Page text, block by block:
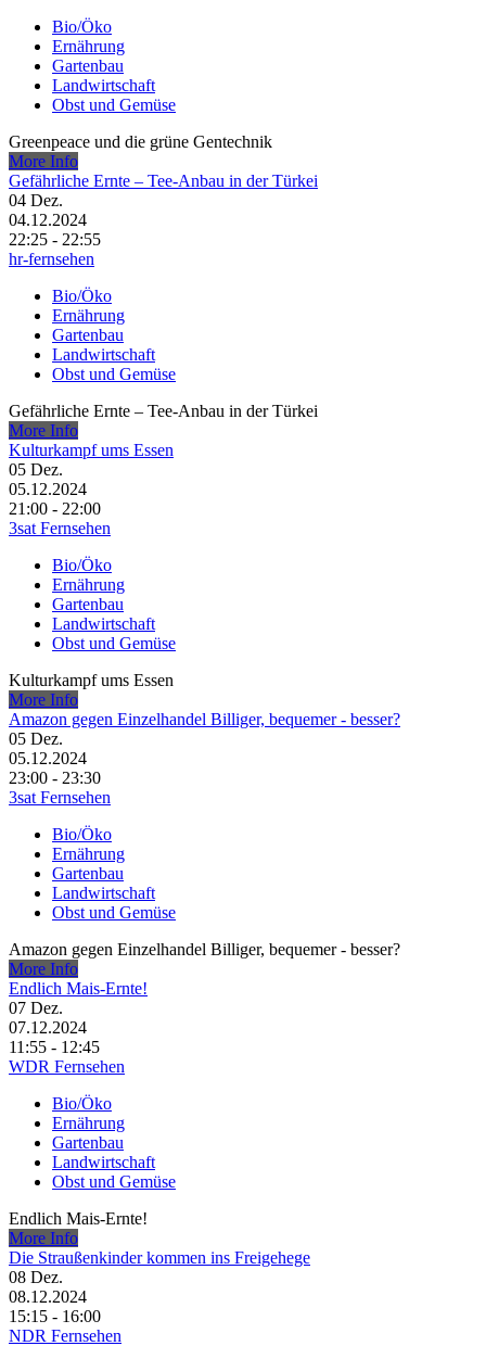
Bio/Öko
Ernährung
Gartenbau
Landwirtschaft
Obst und Gemüse
Greenpeace und die grüne Gentechnik
More Info
Gefährliche Ernte – Tee-Anbau in der Türkei
04 Dez.
04.12.2024
22:25 - 22:55
hr-fernsehen
Bio/Öko
Ernährung
Gartenbau
Landwirtschaft
Obst und Gemüse
Gefährliche Ernte – Tee-Anbau in der Türkei
More Info
Kulturkampf ums Essen
05 Dez.
05.12.2024
21:00 - 22:00
3sat Fernsehen
Bio/Öko
Ernährung
Gartenbau
Landwirtschaft
Obst und Gemüse
Kulturkampf ums Essen
More Info
Amazon gegen Einzelhandel Billiger, bequemer - besser?
05 Dez.
05.12.2024
23:00 - 23:30
3sat Fernsehen
Bio/Öko
Ernährung
Gartenbau
Landwirtschaft
Obst und Gemüse
Amazon gegen Einzelhandel Billiger, bequemer - besser?
More Info
Endlich Mais-Ernte!
07 Dez.
07.12.2024
11:55 - 12:45
WDR Fernsehen
Bio/Öko
Ernährung
Gartenbau
Landwirtschaft
Obst und Gemüse
Endlich Mais-Ernte!
More Info
Die Straußenkinder kommen ins Freigehege
08 Dez.
08.12.2024
15:15 - 16:00
NDR Fernsehen